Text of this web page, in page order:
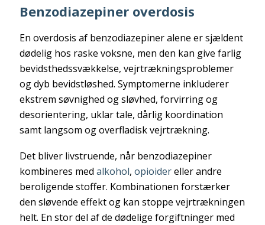
Benzodiazepiner overdosis
En overdosis af benzodiazepiner alene er sjældent
dødelig hos raske voksne, men den kan give farlig
bevidsthedssvækkelse, vejrtrækningsproblemer
og dyb bevidstløshed. Symptomerne inkluderer
ekstrem søvnighed og sløvhed, forvirring og
desorientering, uklar tale, dårlig koordination
samt langsom og overfladisk vejrtrækning.
Det bliver livstruende, når benzodiazepiner
kombineres med alkohol, opioidereller andre
beroligende stoffer. Kombinationen forstærker
den sløvende effekt og kan stoppe vejrtrækningen
helt. En stor del af de dødelige forgiftninger med